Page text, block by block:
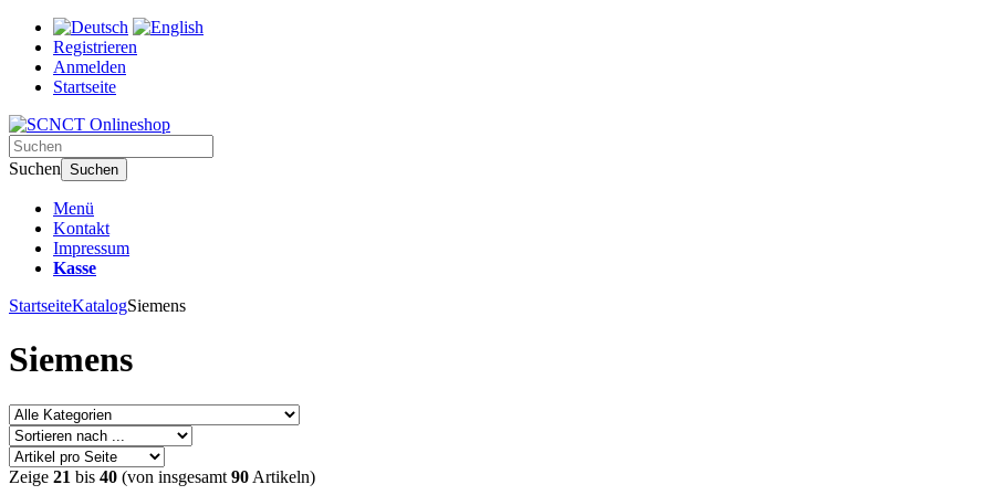
Registrieren
Anmelden
Startseite
Suchen Suchen
Menü
Kontakt
Impressum
Kasse
StartseiteKatalogSiemens
Siemens
Zeige 21 bis 40 (von insgesamt 90 Artikeln)